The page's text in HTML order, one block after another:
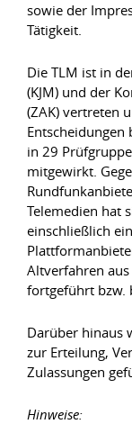
sowie der
Tätigkeit.
Die TLM ist in
(KJM) und der
(ZAK) vertreten
in 29
mitgewirkt.
Telemedien hat
einschließlich
Altverfahren aus
fortgeführt bzw.
Darüber hinaus
zur Erteilung,
Zulassungen
Hinweise: